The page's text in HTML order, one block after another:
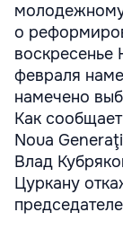
о
февраля
намечено
Как
Noua
Влад
Цуркану